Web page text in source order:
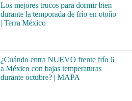
Los mejores trucos para dormir bien
durante la temporada de frío en otoño
| Terra México
¿Cuándo entra NUEVO frente frío 6
a México con bajas temperaturas
durante octubre? | MAPA